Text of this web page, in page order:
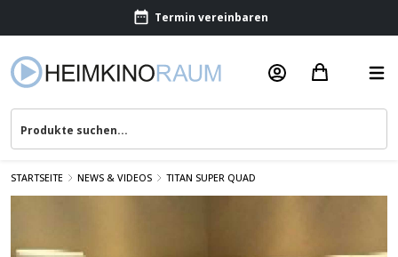
Termin vereinbaren
STARTSEITE NEWS & VIDEOS TITAN SUPER QUAD